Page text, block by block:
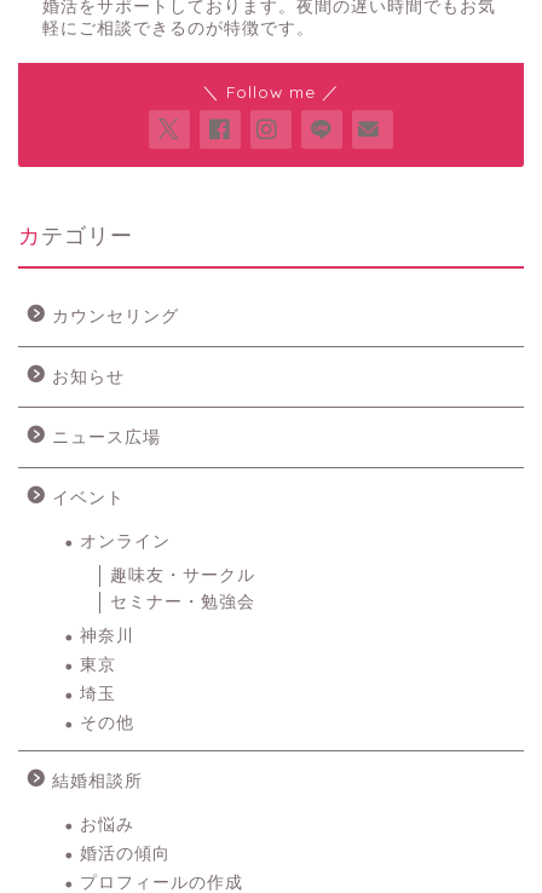
婚活をサポートしております。夜間の遅い時間でもお気
軽にご相談できるのが特徴です。
＼ Follow me ／
カテゴリー
カウンセリング
お知らせ
ニュース広場
イベント
オンライン
趣味友・サークル
セミナー・勉強会
神奈川
東京
埼玉
その他
結婚相談所
お悩み
婚活の傾向
プロフィールの作成